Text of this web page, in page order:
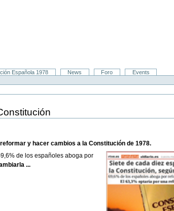
Española 1978 News Foro
Events
y hacer cambios a la Constitución de 1978.
de los españoles aboga por
...